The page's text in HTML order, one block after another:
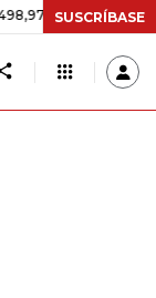
+$ 8.753,81 +2,19%
SUSCRÍBASE